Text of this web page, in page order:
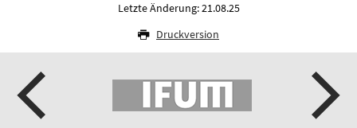
Letzte Änderung: 21.08.25
Druckversion